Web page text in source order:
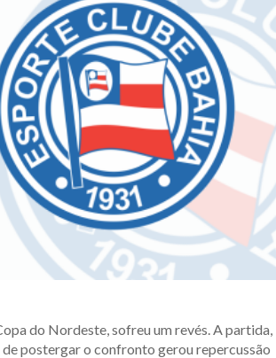
do Nordeste, sofreu um revés. A partida,
postergar o confronto gerou repercussão